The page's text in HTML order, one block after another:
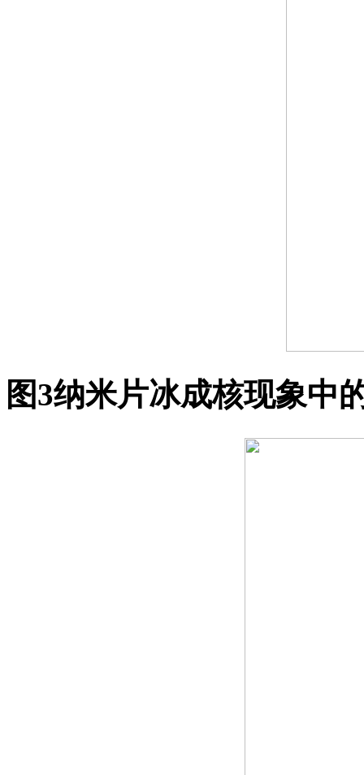
图3纳米片冰成核现象中